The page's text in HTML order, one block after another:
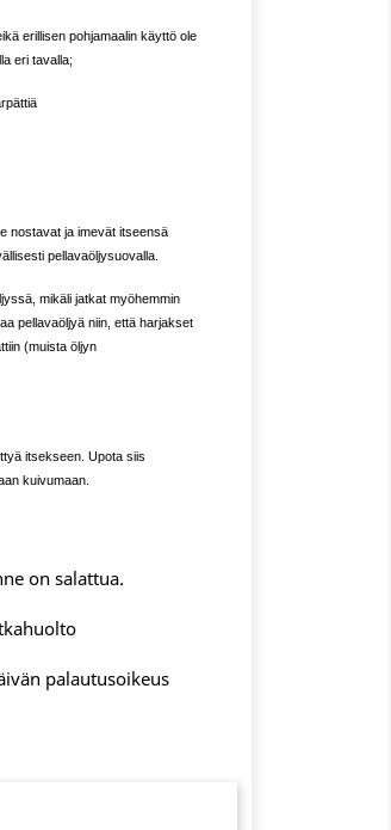
erillisen pohjamaalin käyttö ole
eri tavalla;
nostavat ja imevät itseensä
pellavaöljysuovalla.
mikäli jatkat myöhemmin
pellavaöljyä niin, että harjakset
(muista öljyn
itsekseen. Upota siis
kuivumaan.
on salattua.
palautusoikeus